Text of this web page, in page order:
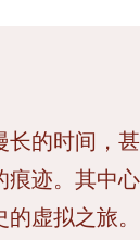
长的时间，
痕迹。其中
的虚拟之旅